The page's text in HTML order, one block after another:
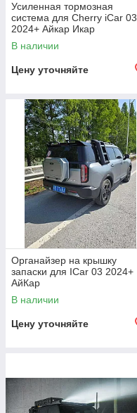
Усиленная тормозная
система для Cherry iCar 03
2024+ Айкар Икар
В наличии
Цену уточняйте
Органайзер на крышку
запаски для ICar 03 2024+
АйКар
В наличии
Цену уточняйте